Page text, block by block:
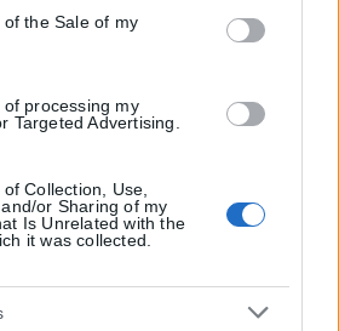
the Sale of my
processing my
Targeted Advertising.
Collection, Use,
or Sharing of my
Is Unrelated with the
it was collected.